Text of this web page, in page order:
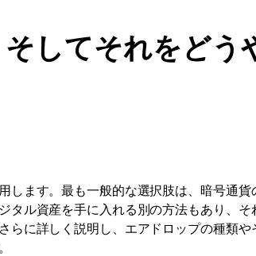
してそれをどう
します。最も一般的な選択肢は、暗号通貨
タル資産を手に入れる別の方法もあり、そ
らに詳しく説明し、エアドロップの種類や